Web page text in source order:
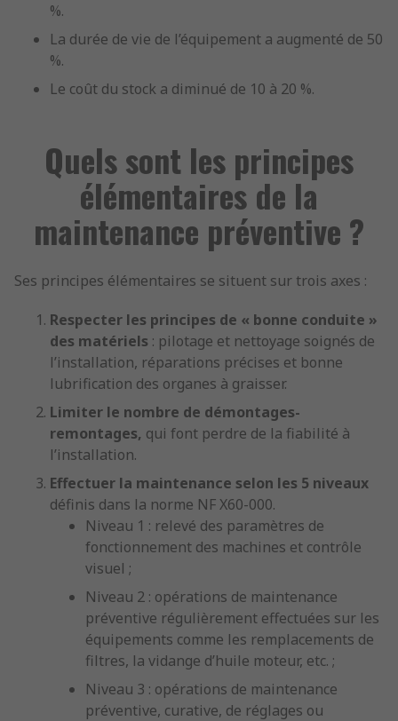
%.
La durée de vie de l’équipement a augmenté de 50
%.
Le coût du stock a diminué de 10 à 20 %.
Quels sont les principes
élémentaires de la
maintenance préventive ?
Ses principes élémentaires se situent sur trois axes :
Respecter les principes de « bonne conduite »
des matériels : pilotage et nettoyage soignés de
l’installation, réparations précises et bonne
lubrification des organes à graisser.
Limiter le nombre de démontages-
remontages, qui font perdre de la fiabilité à
l’installation.
Effectuer la maintenance selon les 5 niveaux
définis dans la norme NF X60-000.
Niveau 1 : relevé des paramètres de
fonctionnement des machines et contrôle
visuel ;
Niveau 2 : opérations de maintenance
préventive régulièrement effectuées sur les
équipements comme les remplacements de
filtres, la vidange d’huile moteur, etc. ;
Niveau 3 : opérations de maintenance
préventive, curative, de réglages ou